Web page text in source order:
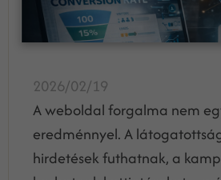
2026/02/19
A weboldal forgalma nem
eredménnyel. A
hirdetések futhatnak, a